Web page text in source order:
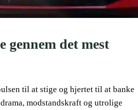
gennem det mest
til at stige og hjertet til at banke
modstandskraft og utrolige